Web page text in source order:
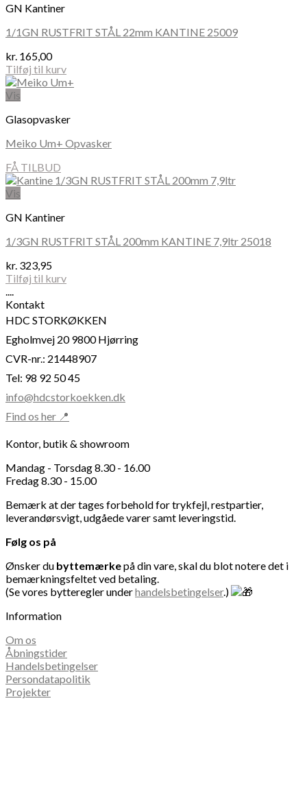
GN Kantiner
1/1GN RUSTFRIT STÅL 22mm KANTINE 25009
kr. 165,00
Tilføj til kurv
Vis
Glasopvasker
Meiko Um+ Opvasker
FÅ TILBUD
Vis
GN Kantiner
1/3GN RUSTFRIT STÅL 200mm KANTINE 7,9ltr 25018
kr. 323,95
Tilføj til kurv
Kontakt
HDC STORKØKKEN
Egholmvej 20 9800 Hjørring
CVR-nr.: 21448907
Tel: 98 92 50 45
info@hdcstorkoekken.dk
Find os her 📍
Kontor, butik & showroom
Mandag - Torsdag 8.30 - 16.00
Fredag 8.30 - 15.00
Bemærk at der tages forbehold for trykfejl, restpartier,
leverandørsvigt, udgåede varer samt leveringstid.
Følg os på
Ønsker du byttemærkepå din vare, skal du blot notere det i
bemærkningsfeltet ved betaling.
(Se vores bytteregler underhandelsbetingelser.)
Information
Om os
Åbningstider
Handelsbetingelser
Persondatapolitik
Projekter